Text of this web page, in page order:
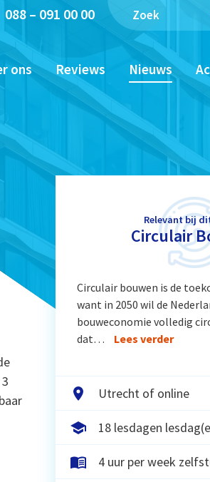
088 – 091 00 00
ons Reviews Nieuws
Relevant bij
Circulair
Circulair bouwen is de
want in 2050 wil de
bouweconomie volledig
dat…
Lees verder
Utrecht of online
18 lesdagen
4 uur per week